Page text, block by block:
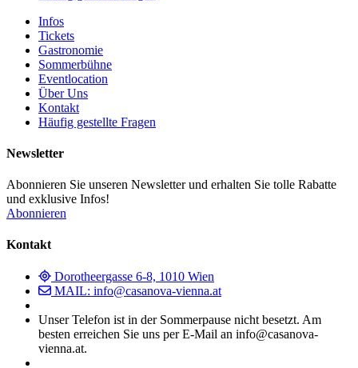
Infos
Tickets
Gastronomie
Sommerbühne
Eventlocation
Über Uns
Kontakt
Häufig gestellte Fragen
Newsletter
Abonnieren Sie unseren Newsletter und erhalten Sie tolle Rabatte
und exklusive Infos!
Abonnieren
Kontakt
Dorotheergasse 6-8, 1010 Wien
MAIL: info@casanova-vienna.at
Unser Telefon ist in der Sommerpause nicht besetzt. Am
besten erreichen Sie uns per E-Mail an info@casanova-
vienna.at.